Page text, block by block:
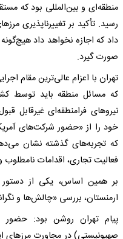
منطقه‌ای و بین‌المللی بود که
رسید. تأکید بر تغییرناپذیری
داد که اجازه نخواهد داد
صورت گیرد.
تهران با اعزام عالی‌ترین مقام
که مسائل منطقه باید توسط
نیروهای فرامنطقه‌ای غیرقابل
خود را از «حضور شرکت‌های
که تجربه‌های گذشته نشان
فعالیت تجاری، اقدامات نامطلوب
بر همین اساس، یکی از
ارمنستان، بررسی «چالش‌ها و
پیام تهران روشن بود: حضور
صهیونیستی) در مجاورت مرزهای